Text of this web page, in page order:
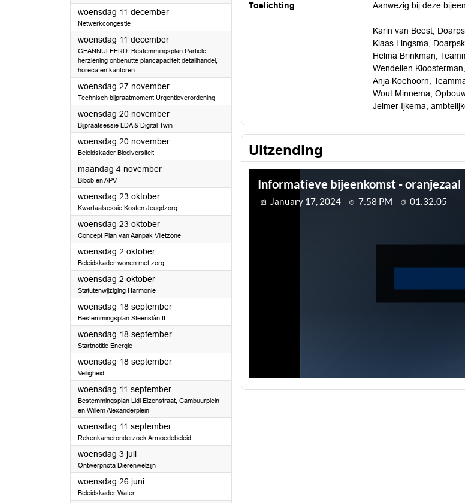
woensdag 11 december2024
Netwerkcongestie
woensdag 11 december2024
GEANNULEERD: Bestemmingsplan Partiële
herziening onbenutte plancapaciteit detailhandel,
horeca en kantoren
woensdag 27 november2024
Technisch bijpraatmoment Urgentieverordening
woensdag 20 november2024
Bijpraatsessie LDA & Digital Twin
woensdag 20 november2024
Beleidskader Biodiversiteit
maandag 4 november2024
Bibob en APV
woensdag 23 oktober2024
Kwartaalsessie Kosten Jeugdzorg
woensdag 23 oktober2024
Concept Plan van Aanpak Vlietzone
woensdag 2 oktober2024
Beleidskader wonen met zorg
woensdag 2 oktober2024
Statutenwijziging Harmonie
woensdag 18 september2024
Bestemmingsplan Steenslân II
woensdag 18 september2024
Startnotitie Energie
woensdag 18 september2024
Veiligheid
woensdag 11 september2024
Bestemmingsplan Lidl Elzenstraat, Cambuurplein
en Willem Alexanderplein
woensdag 11 september2024
Rekenkameronderzoek Armoedebeleid
woensdag 3 juli2024
Ontwerpnota Dierenwelzijn
woensdag 26 juni2024
Beleidskader Water
Toelichting
Aanwezig bij deze
Karin van Beest,
Klaas Lingsma,
Helma Brinkman,
Wendelien
Anja Koehoorn,
Wout Minnema,
Jelmer Ijkema,
Uitzending